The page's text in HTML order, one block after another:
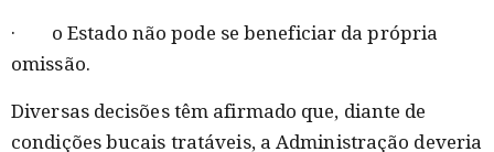
· o Estado não pode se beneficiar da própria
omissão.
Diversas decisões têm afirmado que, diante de
condições bucais tratáveis, a Administração deveria